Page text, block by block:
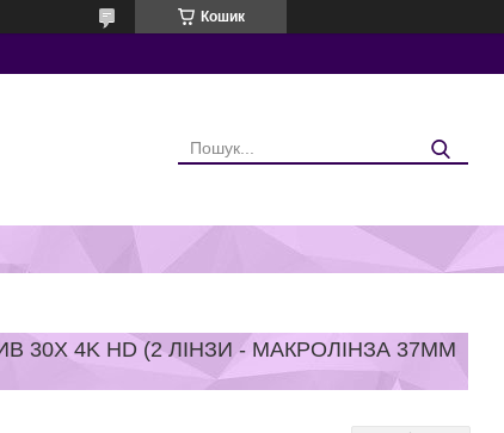
Кошик
4K HD (2 ЛІНЗИ - МАКРОЛІНЗА 37ММ